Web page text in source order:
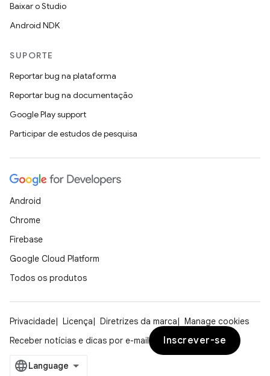
Baixar o Studio
Android NDK
SUPORTE
Reportar bug na plataforma
Reportar bug na documentação
Google Play support
Participar de estudos de pesquisa
Android
Chrome
Firebase
Google Cloud Platform
Todos os produtos
Privacidade Licença Diretrizes da marca
Manage cookies
Receber notícias e dicas por e-mail
Inscrever-se